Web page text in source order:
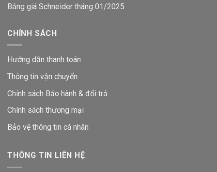
Bảng giá Schneider tháng 01/2025
CHÍNH SÁCH
Hướng dẫn thanh toán
Thông tin vận chuyển
Chính sách Bảo hành & đổi trả
Chính sách thương mại
Bảo vệ thông tin cá nhân
THÔNG TIN LIÊN HỆ